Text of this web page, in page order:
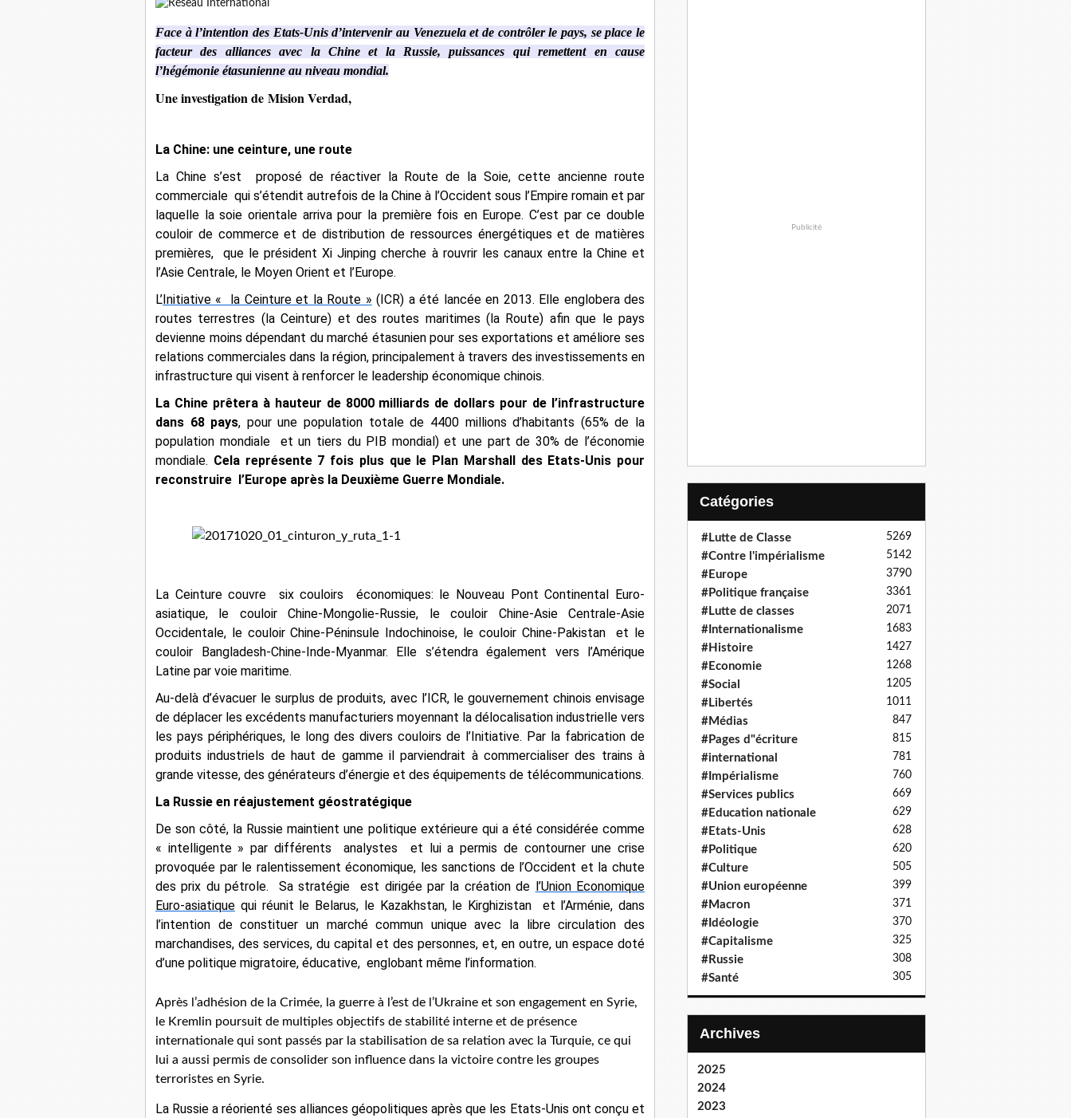
Face à l’intention des Etats-Unis d’intervenir au Venezuela et de contrôler le pays, se place le
facteur des alliances avec la Chine et la Russie, puissances qui remettent en cause
l’hégémonie étasunienne au niveau mondial.
Une investigation de Mision Verdad,
La Chine: une ceinture, une route
La Chine s’est proposé de réactiver la Route de la Soie, cette ancienne route
commerciale qui s’étendit autrefois de la Chine à l’Occident sous l’Empire romain et par
laquelle la soie orientale arriva pour la première fois en Europe. C’est par ce double
couloir de commerce et de distribution de ressources énergétiques et de matières
premières, que le président Xi Jinping cherche à rouvrir les canaux entre la Chine et
l’Asie Centrale, le Moyen Orient et l’Europe.
L’Initiative « la Ceinture et la Route » (ICR) a été lancée en 2013. Elle englobera des
routes terrestres (la Ceinture) et des routes maritimes (la Route) afin que le pays
devienne moins dépendant du marché étasunien pour ses exportations et améliore ses
relations commerciales dans la région, principalement à travers des investissements en
infrastructure qui visent à renforcer le leadership économique chinois.
La Chine prêtera à hauteur de 8000 milliards de dollars pour de l’infrastructure
dans 68 pays, pour une population totale de 4400 millions d’habitants (65% de la
population mondiale et un tiers du PIB mondial) et une part de 30% de l’économie
mondiale. Cela représente 7 fois plus que le Plan Marshall des Etats-Unis pour
reconstruire l’Europe après la Deuxième Guerre Mondiale.
La Ceinture couvre six couloirs économiques: le Nouveau Pont Continental Euro-
asiatique, le couloir Chine-Mongolie-Russie, le couloir Chine-Asie Centrale-Asie
Occidentale, le couloir Chine-Péninsule Indochinoise, le couloir Chine-Pakistan et le
couloir Bangladesh-Chine-Inde-Myanmar. Elle s’étendra également vers l’Amérique
Latine par voie maritime.
Au-delà d’évacuer le surplus de produits, avec l’ICR, le gouvernement chinois envisage
de déplacer les excédents manufacturiers moyennant la délocalisation industrielle vers
les pays périphériques, le long des divers couloirs de l’Initiative. Par la fabrication de
produits industriels de haut de gamme il parviendrait à commercialiser des trains à
grande vitesse, des générateurs d’énergie et des équipements de télécommunications.
La Russie en réajustement géostratégique
De son côté, la Russie maintient une politique extérieure qui a été considérée comme
« intelligente » par différents analystes
et lui a permis de contourner une crise
provoquée par le ralentissement économique, les sanctions de l’Occident et la chute
des prix du pétrole. Sa stratégie est dirigée par la création de l’Union Economique
Euro-asiatique qui réunit le Belarus, le Kazakhstan, le Kirghizistan et l’Arménie, dans
l’intention de constituer un marché commun unique avec la libre circulation des
marchandises, des services, du capital et des personnes, et, en outre, un espace doté
d’une politique migratoire, éducative, englobant même l’information.
Après l’adhésion de la Crimée, la guerre à l’est de l’Ukraine et son engagement en Syrie,
le Kremlin poursuit de multiples objectifs de stabilité interne et de présence
internationale qui sont passés par la stabilisation de sa relation avec la Turquie, ce qui
lui a aussi permis de consolider son influence dans la victoire contre les groupes
terroristes en Syrie.
La Russie a réorienté ses alliances géopolitiques après que les Etats-Unis ont conçu et
Publicité
Catégories
#Lutte de Classe 5269
#Contre l'impérialisme 5142
#Europe 3790
#Politique française 3361
#Lutte de classes 2071
#Internationalisme 1683
#Histoire 1427
#Economie 1268
#Social 1205
#Libertés 1011
#Médias 847
#Pages d"écriture 815
#international 781
#Impérialisme 760
#Services publics 669
#Education nationale 629
#Etats-Unis 628
#Politique 620
#Culture 505
#Union européenne 399
#Macron 371
#Idéologie 370
#Capitalisme 325
#Russie 308
#Santé 305
Archives
2025
2024
2023